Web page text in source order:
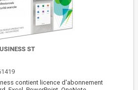
ST
contient licence d'abonnement